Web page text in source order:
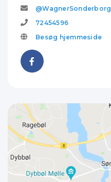
@WagnerSonderborg
72454596
Besøg hjemmeside